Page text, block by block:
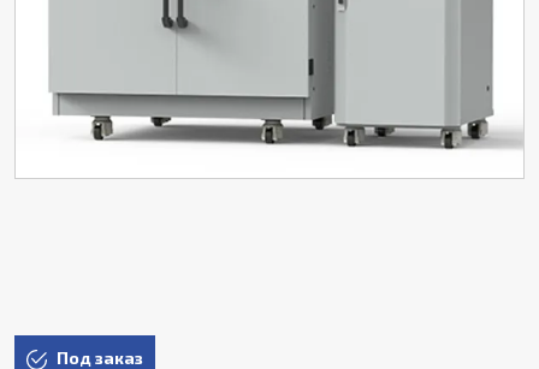
Под заказ